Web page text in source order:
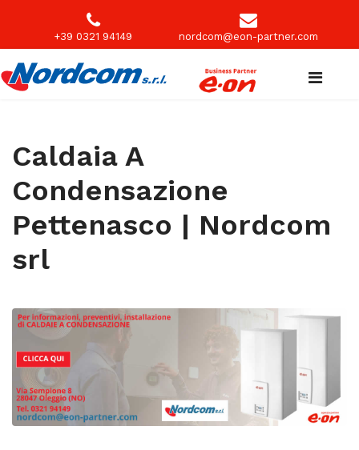
+39 0321 94149 nordcom@eon-partner.com
Caldaia A
Condensazione
Pettenasco | Nordcom
srl